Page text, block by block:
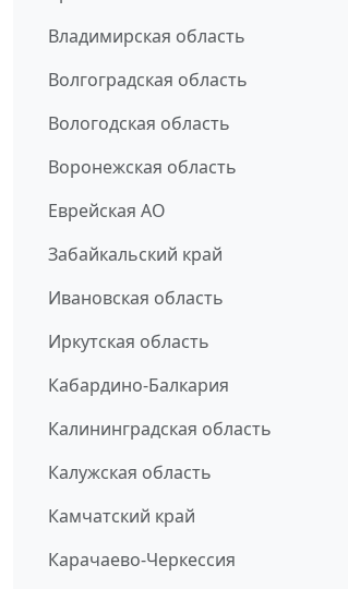
Владимирская область
Волгоградская область
Вологодская область
Воронежская область
Еврейская АО
Забайкальский край
Ивановская область
Иркутская область
Кабардино-Балкария
Калининградская область
Калужская область
Камчатский край
Карачаево-Черкессия